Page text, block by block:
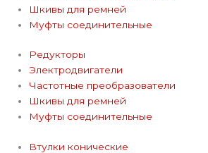
Шкивы для ремней
Муфты соединительные
Редукторы
Электродвигатели
Частотные преобразователи
Шкивы для ремней
Муфты соединительные
Втулки конические